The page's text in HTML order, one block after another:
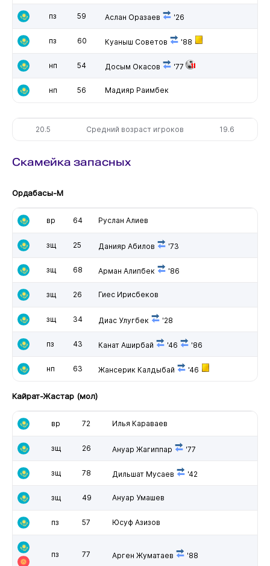
пз 59 Аслан Оразаев '26
пз 60 Куаныш Советов '88
нп 54 Досым Окасов '77
нп 56 Мадияр Раимбек
20.5 Средний возраст игроков 19.6
Скамейка запасных
Ордабасы-М
вр 64 Руслан Алиев
зщ 25 Данияр Абилов '73
зщ 68 Арман Алипбек '86
зщ 26 Гиес Ирисбеков
зщ 34 Диас Улугбек '28
пз 43 Канат Аширбай '46 '86
нп 63 Жансерик Калдыбай '46
Кайрат-Жастар (мол)
вр 72 Илья Караваев
зщ 26 Ануар Жагиппар '77
зщ 78 Дильшат Мусаев '42
зщ 49 Ануар Умашев
пз 57 Юсуф Азизов
пз 77 Арген Жуматаев '88